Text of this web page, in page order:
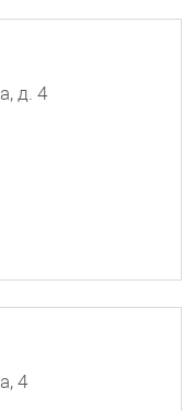
д. 4
4